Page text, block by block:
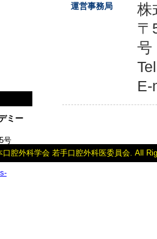
ミー
号
運営事務局
株
〒
号
E-
腔外科学会 若手口腔外科医委員会. All